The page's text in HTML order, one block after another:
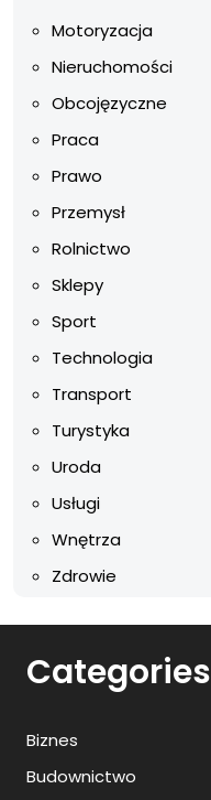
Motoryzacja
Nieruchomości
Obcojęzyczne
Praca
Prawo
Przemysł
Rolnictwo
Sklepy
Sport
Technologia
Transport
Turystyka
Uroda
Usługi
Wnętrza
Zdrowie
Categories
Biznes
Budownictwo